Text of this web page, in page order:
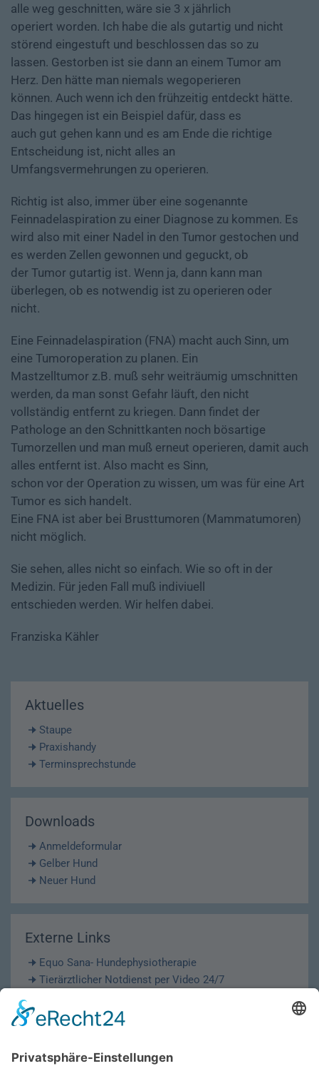
alle weg geschnitten, wäre sie 3 x jährlich
operiert worden. Ich habe die als gutartig und nicht
störend eingestuft und beschlossen das so zu
lassen. Gestorben ist sie dann an einem Tumor am
Herz. Den hätte man niemals wegoperieren
können. Auch wenn ich den frühzeitig entdeckt hätte.
Das hingegen ist ein Beispiel dafür, dass es
auch gut gehen kann und es am Ende die richtige
Entscheidung ist, nicht alles an
Umfangsvermehrungen zu operieren.
Richtig ist also, immer über eine sogenannte
Feinnadelaspiration zu einer Diagnose zu kommen. Es
wird also mit einer Nadel in den Tumor gestochen und
es werden Zellen gewonnen und geguckt, ob
der Tumor gutartig ist. Wenn ja, dann kann man
überlegen, ob es notwendig ist zu operieren oder
nicht.
Eine Feinnadelaspiration (FNA) macht auch Sinn, um
eine Tumoroperation zu planen. Ein
Mastzelltumor z.B. muß sehr weiträumig umschnitten
werden, da man sonst Gefahr läuft, den nicht
vollständig entfernt zu kriegen. Dann findet der
Pathologe an den Schnittkanten noch bösartige
Tumorzellen und man muß erneut operieren, damit auch
alles entfernt ist. Also macht es Sinn,
schon vor der Operation zu wissen, um was für eine Art
Tumor es sich handelt.
Eine FNA ist aber bei Brusttumoren (Mammatumoren)
nicht möglich.
Sie sehen, alles nicht so einfach. Wie so oft in der
Medizin. Für jeden Fall muß indiviuell
entschieden werden. Wir helfen dabei.
Franziska Kähler
Aktuelles
Staupe
Praxishandy
Terminsprechstunde
Downloads
Anmeldeformular
Gelber Hund
Neuer Hund
Externe Links
Equo Sana- Hundephysiotherapie
Tierärztlicher Notdienst per Video 24/7